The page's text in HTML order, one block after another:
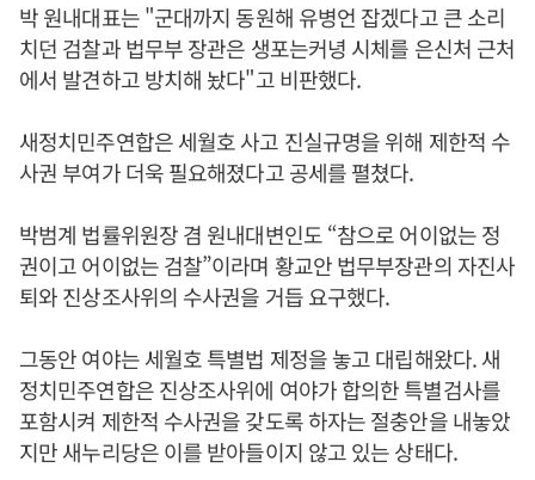
박 원내대표는 "군대까지 동원해 유병언 잡겠다고 큰 소리
치던 검찰과 법무부 장관은 생포는커녕 시체를 은신처 근처
에서 발견하고 방치해 놨다"고 비판했다.
새정치민주연합은 세월호 사고 진실규명을 위해 제한적 수
사권 부여가 더욱 필요해졌다고 공세를 펼쳤다.
박범계 법률위원장 겸 원내대변인도 “참으로 어이없는 정
권이고 어이없는 검찰”이라며 황교안 법무부장관의 자진사
퇴와 진상조사위의 수사권을 거듭 요구했다.
그동안 여야는 세월호 특별법 제정을 놓고 대립해왔다. 새
정치민주연합은 진상조사위에 여야가 합의한 특별검사를
포함시켜 제한적 수사권을 갖도록 하자는 절충안을 내놓았
지만 새누리당은 이를 받아들이지 않고 있는 상태다.